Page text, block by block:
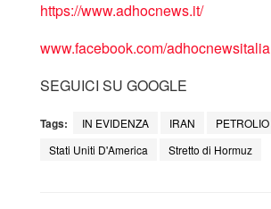
https://www.adhocnews.it/
www.facebook.com/adhocnewsitalia
SEGUICI SU GOOGLE
Tags: IN EVIDENZA IRAN
PETROLIO
Stati Uniti D'America
Stretto di Hormuz